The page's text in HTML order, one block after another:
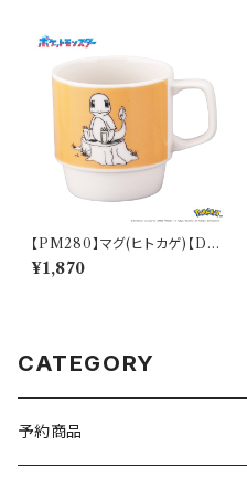
【PM280】マグ(ヒトカゲ)【Dail
y Sketch】PM282-11
¥1,870
CATEGORY
予約商品